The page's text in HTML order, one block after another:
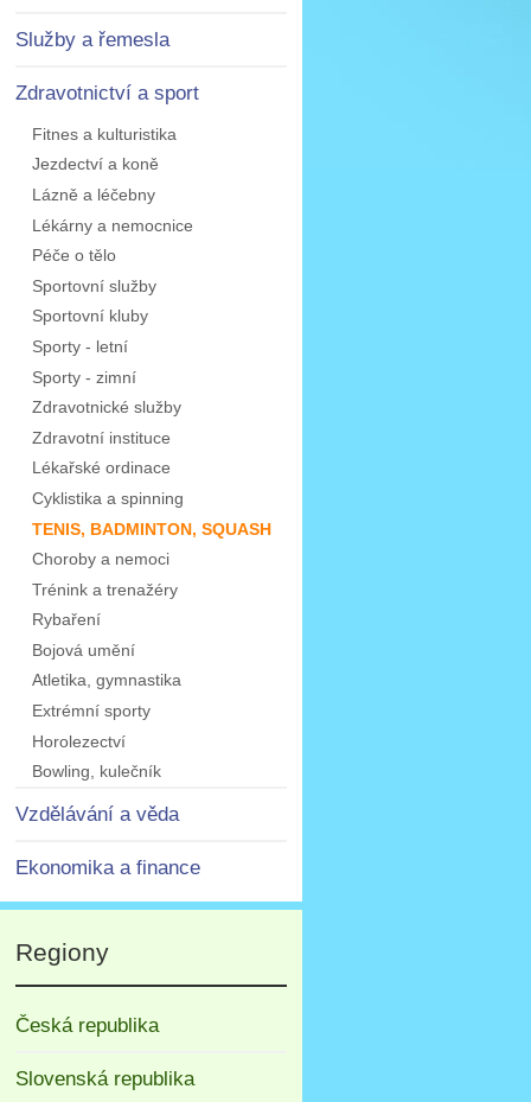
Služby a řemesla
Zdravotnictví a sport
Fitnes a kulturistika
Jezdectví a koně
Lázně a léčebny
Lékárny a nemocnice
Péče o tělo
Sportovní služby
Sportovní kluby
Sporty - letní
Sporty - zimní
Zdravotnické služby
Zdravotní instituce
Lékařské ordinace
Cyklistika a spinning
TENIS, BADMINTON, SQUASH
Choroby a nemoci
Trénink a trenažéry
Rybaření
Bojová umění
Atletika, gymnastika
Extrémní sporty
Horolezectví
Bowling, kulečník
Vzdělávání a věda
Ekonomika a finance
Regiony
Česká republika
Slovenská republika